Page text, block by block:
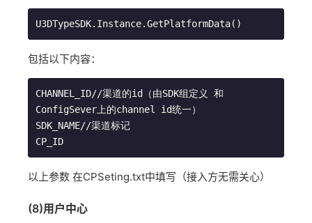
U3DTypeSDK.Instance.GetPlatformData()
包括以下内容：
CHANNEL_ID//渠道的id（由SDK组定义 和
ConfigSever上的channel id统一）
SDK_NAME//渠道标记
CP_ID
以上参数 在CPSeting.txt中填写（接入方无需关心）
(8)用户中心